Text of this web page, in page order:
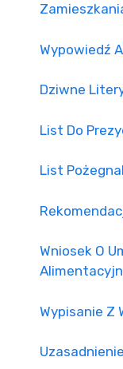
Wypowiedź
Dziwne
List Do
List
Wniosek O
Wypisanie Z